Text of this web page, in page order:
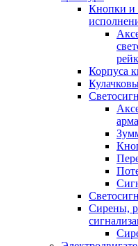
Кнопки и
Корпуса
Сирены,